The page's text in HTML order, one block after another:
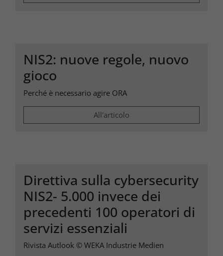
NIS2: nuove regole, nuovo
gioco
Perché è necessario agire ORA
All'articolo
Direttiva sulla cybersecurity
NIS2- 5.000 invece dei
precedenti 100 operatori di
servizi essenziali
Rivista Autlook © WEKA Industrie Medien